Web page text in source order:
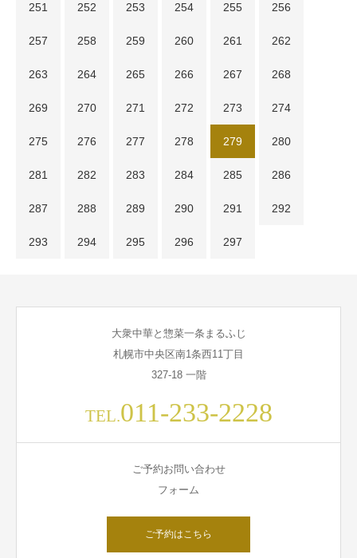
251 252 253 254 255 256
257 258 259 260 261 262
263 264 265 266 267 268
269 270 271 272 273 274
275 276 277 278 279 280
281 282 283 284 285 286
287 288 289 290 291 292
293 294 295 296 297
大衆中華と惣菜一条まるふじ
札幌市中央区南1条西11丁目
327-18 一階
TEL.011-233-2228
ご予約お問い合わせ
フォーム
ご予約はこちら